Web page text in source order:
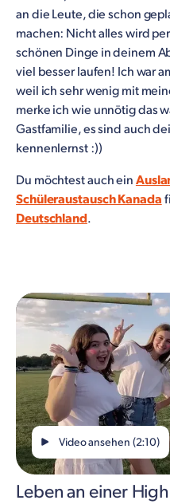
an die Leute, die schon
machen: Nicht alles wird
schönen Dinge in deinem
viel besser laufen! Ich war
weil ich sehr wenig mit
merke ich wie unnötig das
Gastfamilie, es sind auch
kennenlernst :))
Du möchtest auch ein
Schüleraustausch Kanada
Deutschland.
Video ansehen (2:10)
Leben an einer